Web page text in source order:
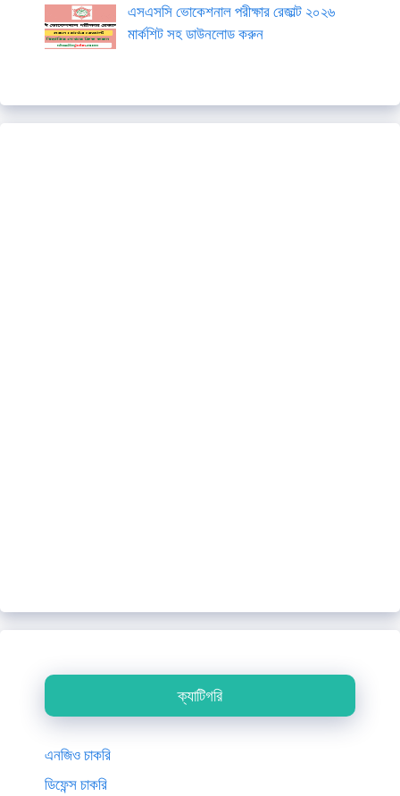
এসএসসি ভোকেশনাল পরীক্ষার রেজাল্ট ২০২৬
মার্কশিট সহ ডাউনলোড করুন
ক্যাটিগরি
এনজিও চাকরি
ডিফেন্স চাকরি